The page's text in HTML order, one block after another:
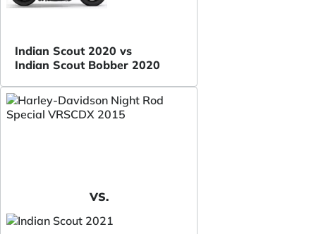
Indian Scout 2020 vs
Indian Scout Bobber 2020
VS.